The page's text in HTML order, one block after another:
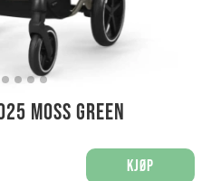
Moss Green
Kjøp